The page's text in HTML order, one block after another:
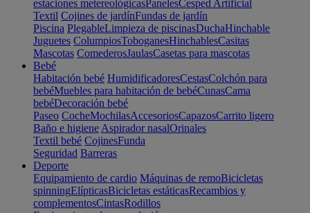
estaciones metereológicasPanelesCesped Artificial
Textil Cojines de jardínFundas de jardín
Piscina PlegableLimpieza de piscinasDuchaHinchable
Juguetes ColumpiosToboganesHinchablesCasitas
Mascotas ComederosJaulasCasetas para mascotas
Bebé
Habitación bebé HumidificadoresCestasColchón para
bebéMuebles para habitación de bebéCunasCama
bebéDecoración bebé
Paseo CocheMochilasAccesoriosCapazosCarrito ligero
Baño e higiene Aspirador nasalOrinales
Textil bebé CojinesFunda
Seguridad Barreras
Deporte
Equipamiento de cardio Máquinas de remoBicicletas
spinningElípticasBicicletas estáticasRecambios y
complementosCintasRodillos